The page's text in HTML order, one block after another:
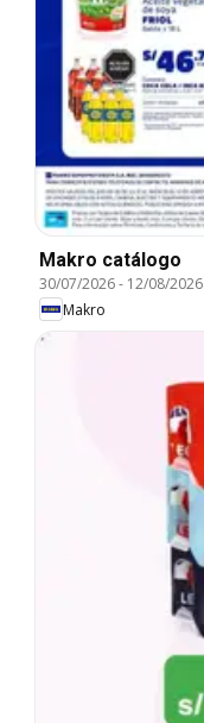
Makro catálogo
30/07/2026- 12/08/2026
Makro